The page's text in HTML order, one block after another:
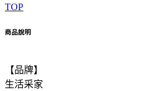
TOP
商品說明
【品牌】
生活采家